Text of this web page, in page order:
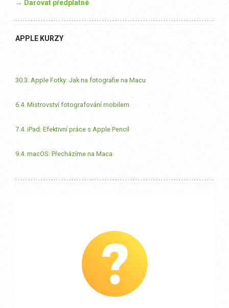
→ Darovat předplatné
APPLE KURZY
30.3. Apple Fotky: Jak na fotografie na Macu
6.4. Mistrovství fotografování mobilem
7.4. iPad: Efektivní práce s Apple Pencil
9.4. macOS: Přecházíme na Maca